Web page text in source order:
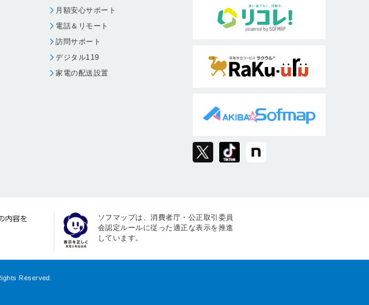
月額安心サポート
電話＆リモート
訪問サポート
デジタル119
家電の配送設置
ソフマップは、消費者庁・公正取引委員
会認定ルールに従った適正な表示を推進
しています。
Reserved.